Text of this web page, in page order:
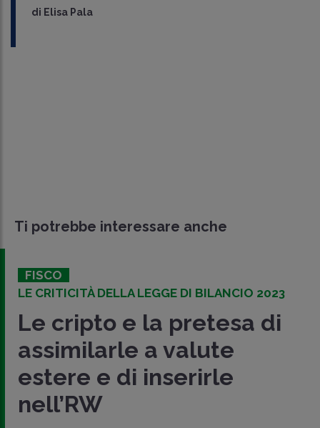
di Elisa Pala
Ti potrebbe interessare anche
FISCO
LE CRITICITÀ DELLA LEGGE DI BILANCIO 2023
Le cripto e la pretesa di
assimilarle a valute
estere e di inserirle
nell’RW